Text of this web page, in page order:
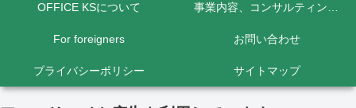
OFFICE KSについて 事業内容、コンサルティング料金など
For foreigners お問い合わせ
プライバシーポリシー サイトマップ